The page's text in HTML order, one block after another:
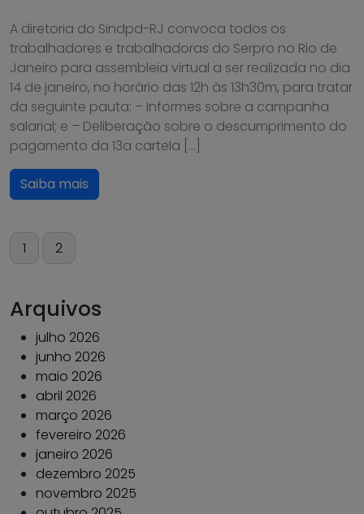
A diretoria do Sindpd-RJ convoca todos os
trabalhadores e trabalhadoras do Serpro no Rio de
Janeiro para assembleia virtual a ser realizada no dia
14 de janeiro, no horário das 12h às 13h30m, para tratar
da seguinte pauta: – Informes sobre a campanha
salarial; e – Deliberação sobre o descumprimento do
pagamento da 13a cartela […]
Saiba mais
Paginação
posts
1 2
Arquivos
julho 2026
junho 2026
maio 2026
abril 2026
março 2026
fevereiro 2026
janeiro 2026
dezembro 2025
novembro 2025